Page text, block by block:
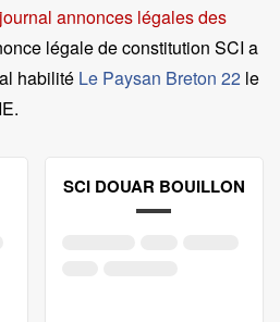
journal annonces légales des
légale de constitution SCI a
habilité Le Paysan Breton 22 le
.
SCI DOUAR BOUILLON